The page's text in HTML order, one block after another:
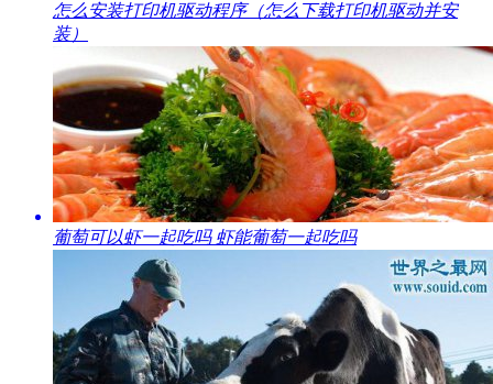
怎么安装打印机驱动程序（怎么下载打印机驱动并安
装）
​葡萄可以虾一起吃吗 虾能葡萄一起吃吗